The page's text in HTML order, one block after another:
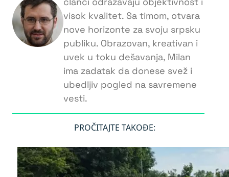
visok kvalitet. Sa timom, otvara
nove horizonte za svoju srpsku
publiku. Obrazovan, kreativan i
uvek u toku dešavanja, Milan
ima zadatak da donese svež i
ubedljiv pogled na savremene
vesti.
PROČITAJTE TAKOĐE: